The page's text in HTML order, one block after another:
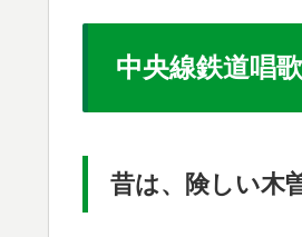
中央線鉄道唱
昔は、険しい木